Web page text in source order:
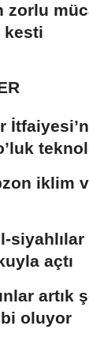
zorlu
kesti
iklim
açtı
artık
oluyor